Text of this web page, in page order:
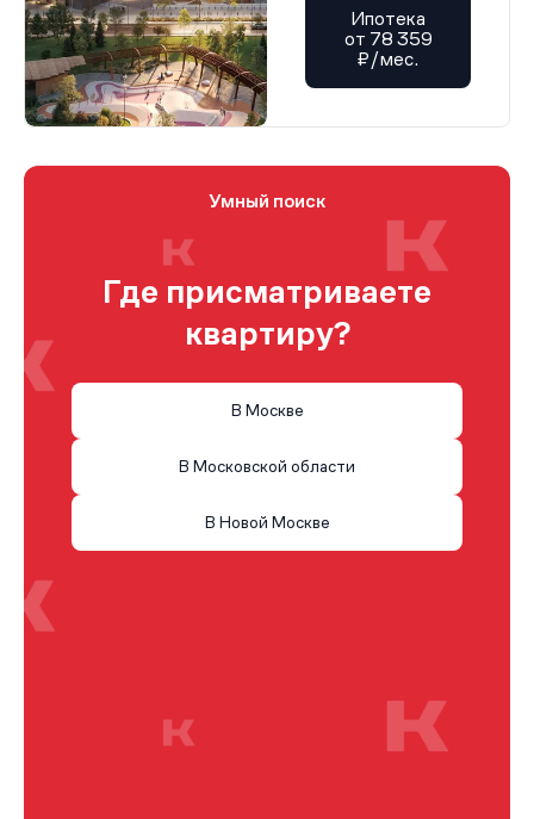
Ипотека
от 78 359
₽/мес.
Умный поиск
Где присматриваете
квартиру?
В Москве
В Московской области
В Новой Москве